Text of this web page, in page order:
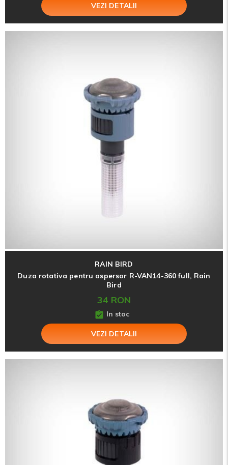
VEZI DETALII
RAIN BIRD
Duza rotativa pentru aspersor R-VAN14-360 full, Rain
Bird
34 RON
In stoc
VEZI DETALII